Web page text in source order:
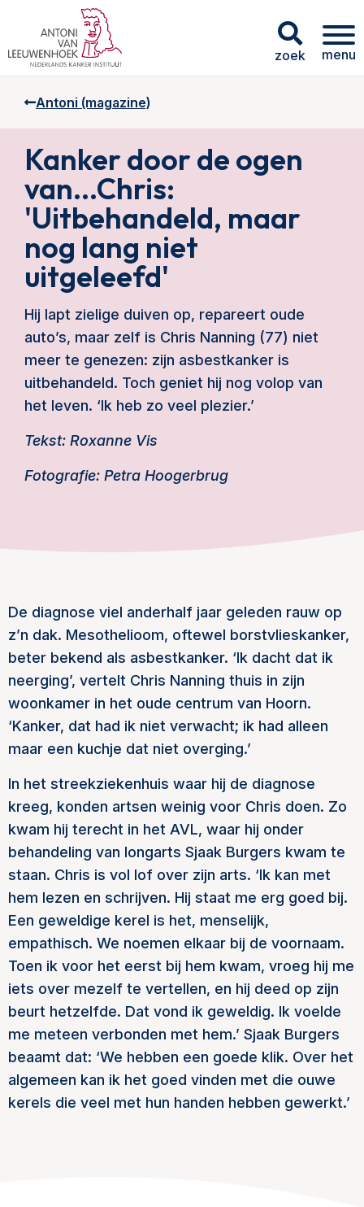
zoek menu
Antoni (magazine)
Kanker door de ogen
van...Chris:
'Uitbehandeld, maar
nog lang niet
uitgeleefd'
Hij lapt zielige duiven op, repareert oude
auto’s, maar zelf is Chris Nanning (77) niet
meer te genezen: zijn asbestkanker is
uitbehandeld. Toch geniet hij nog volop van
het leven. ‘Ik heb zo veel plezier.’
Tekst: Roxanne Vis
Fotografie: Petra Hoogerbrug
De diagnose viel anderhalf jaar geleden rauw op
z’n dak. Mesothelioom, oftewel borstvlieskanker,
beter bekend als asbestkanker. ‘Ik dacht dat ik
neerging’, vertelt Chris Nanning thuis in zijn
woonkamer in het oude centrum van Hoorn.
‘Kanker, dat had ik niet verwacht; ik had alleen
maar een kuchje dat niet overging.’
In het streekziekenhuis waar hij de diagnose
kreeg, konden artsen weinig voor Chris doen. Zo
kwam hij terecht in het AVL, waar hij onder
behandeling van longarts Sjaak Burgers kwam te
staan. Chris is vol lof over zijn arts. ‘Ik kan met
hem lezen en schrijven. Hij staat me erg goed bij.
Een geweldige kerel is het, menselijk,
empathisch. We noemen elkaar bij de voornaam.
Toen ik voor het eerst bij hem kwam, vroeg hij me
iets over mezelf te vertellen, en hij deed op zijn
beurt hetzelfde. Dat vond ik geweldig. Ik voelde
me meteen verbonden met hem.’ Sjaak Burgers
beaamt dat: ‘We hebben een goede klik. Over het
algemeen kan ik het goed vinden met die ouwe
kerels die veel met hun handen hebben gewerkt.’